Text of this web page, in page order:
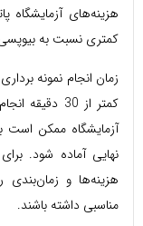
هزینه‌های آزمایشگاه
کمتری نسبت به
زمان انجام نمونه
کمتر از 30
آزمایشگاه ممکن
نهایی آماده شود.
هزینه‌ها و زمان‌بندی
مناسبی داشته باشند.